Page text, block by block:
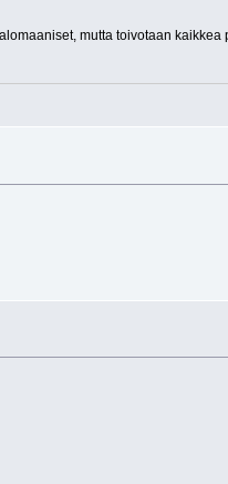
mutta toivotaan kaikkea